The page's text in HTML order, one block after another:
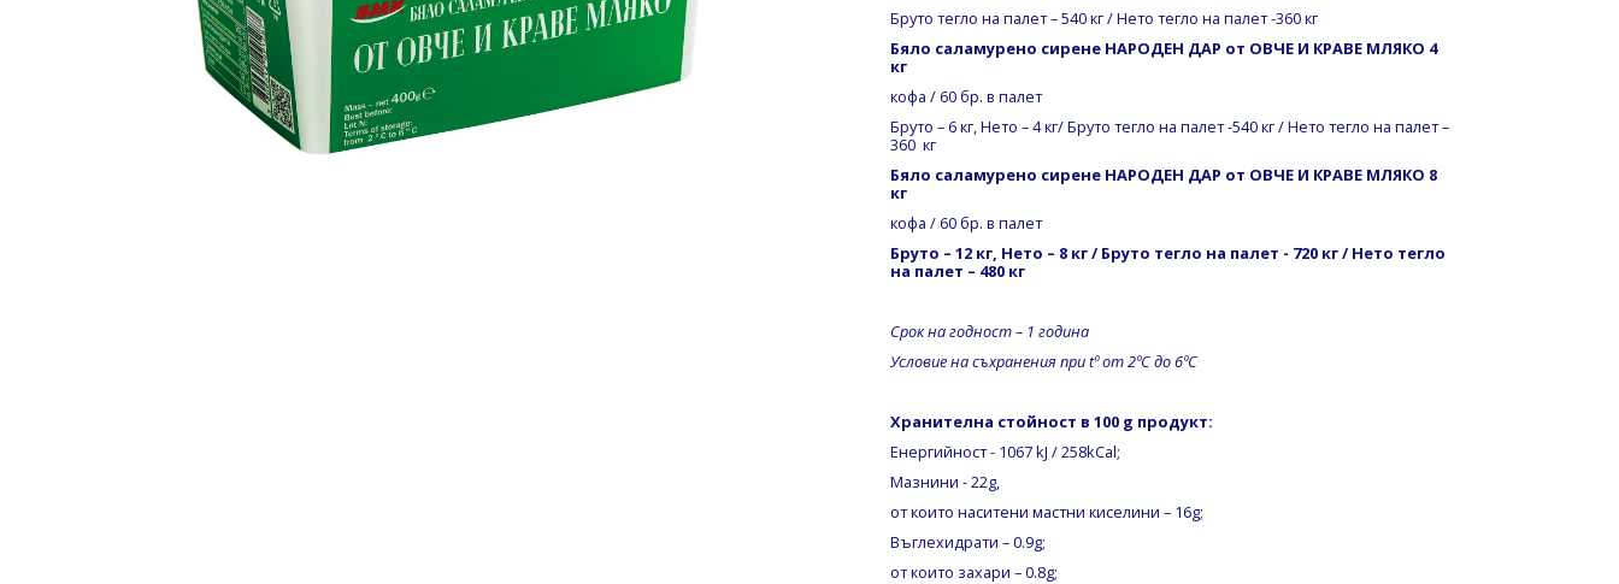
Бруто тегло на палет – 540 кг / Нето тегло на палет-360 кг
Бяло саламурено сирене НАРОДЕН ДАР от ОВЧЕ И КРАВЕ МЛЯКО 4
кг
кофа / 60 бр. в палет
Бруто – 6 кг, Нето – 4 кг/ Бруто тегло на палет -540 кг / Нето тегло на палет–
360 кг
Бяло саламурено сирене НАРОДЕН ДАР от ОВЧЕ И КРАВЕ МЛЯКО 8
кг
кофа / 60 бр. в палет
Бруто – 12 кг, Нето – 8 кг / Бруто тегло на палет - 720 кг / Нето тегло
на палет – 480 кг
Срок на годност – 1 година
Условие на съхранения при tº от 2ºC до 6ºC
Хранителна стойност в 100 g продукт:
Енергийност - 1067 kJ / 258kCal;
Мазнини - 22g,
от които наситени мастни киселини – 16g;
Въглехидрати – 0.9g;
от които захари – 0.8g;